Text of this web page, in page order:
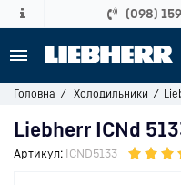
(098)
Головна Холодильники
Liebherr ICNd
Артикул: ICND5133